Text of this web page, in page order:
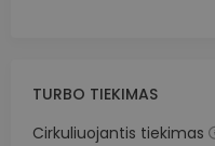
TURBO TIEKIMAS
Cirkuliuojantis tiekimas